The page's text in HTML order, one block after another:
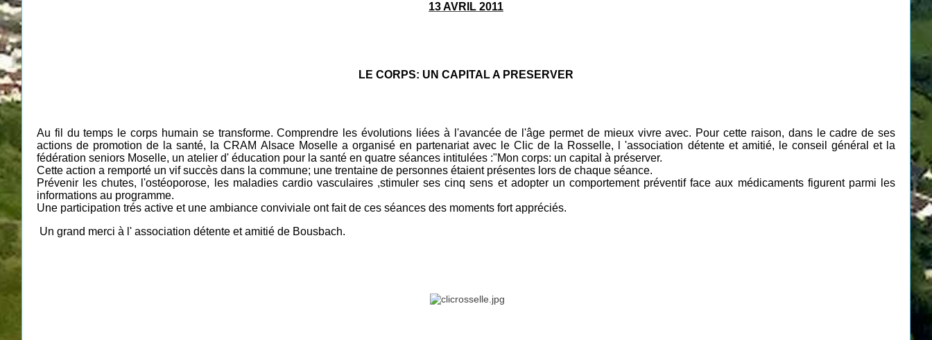
13 AVRIL 2011
LE CORPS: UN CAPITAL A PRESERVER
Au fil du temps le corps humain se transforme. Comprendre les évolutions liées à l'avancée de l'âge permet de mieux vivre avec. Pour cette raison, dans le cadre de ses
actions de promotion de la santé, la CRAM Alsace Moselle a organisé en partenariat avec le Clic de la Rosselle, l 'association détente et amitié, le conseil général et la
fédération seniors Moselle, un atelier d' éducation pour la santé en quatre séances intitulées :"Mon corps: un capital à préserver.
Cette action a remporté un vif succès dans la commune; une trentaine de personnes étaient présentes lors de chaque séance.
Prévenir les chutes, l'ostéoporose, les maladies cardio vasculaires ,stimuler ses cinq sens et adopter un comportement préventif face aux médicaments figurent parmi les
informations au programme.
Une participation trés active et une ambiance conviviale ont fait de ces séances des moments fort appréciés.
Un grand merci à l' association détente et amitié de Bousbach.